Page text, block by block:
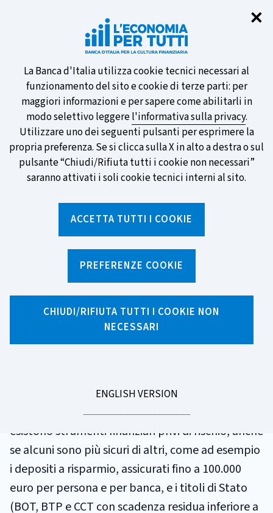
✕
Informativa
sui
cookie
La Banca d'Italia utilizza cookie tecnici necessari al
funzionamento del sito e cookie di terze parti: per
maggiori informazioni e per sapere come abilitarli in
modo selettivo leggerel'informativa sulla privacy.
Utilizzare uno dei seguenti pulsanti per esprimere la
propria preferenza. Se si clicca sulla X in alto a destra o sul
pulsante “Chiudi/Rifiuta tutti i cookie non necessari”
saranno attivati i soli cookie tecnici interni al sito.
ACCETTA TUTTI I COOKIE
PREFERENZE COOKIE
CHIUDI/RIFIUTA TUTTI I COOKIE NON
NECESSARI
GO
ENGLISH VERSION
Partecipa al sondaggio della BCE
sulle nuove banconote e vota la tua
preferita!
SCOPRI DI PIÙ
GLOSSARIO
RISCHIO
variabilità (volatilità) del rendimento passato di
uno strumento finanziario o di un'attività. Non
esistono strumenti finanziari privi di rischio, anche
se alcuni sono più sicuri di altri, come ad esempio
i depositi a risparmio, assicurati fino a 100.000
euro per persona e per banca, e i titoli di Stato
(BOT, BTP e CCT con scadenza residua inferiore a